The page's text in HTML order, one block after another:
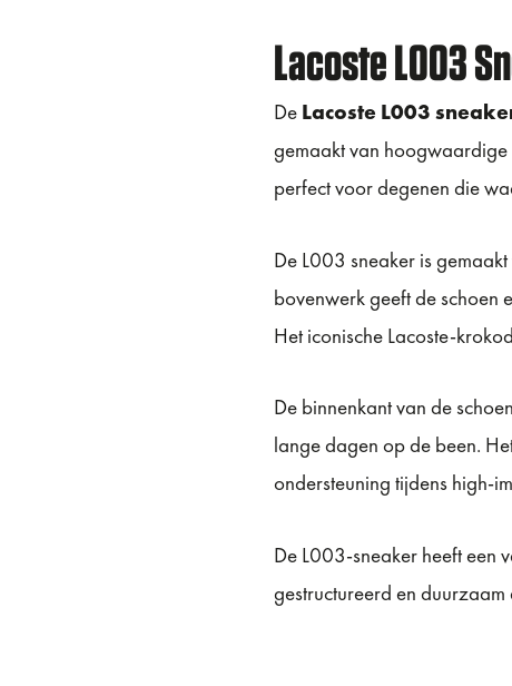
Lacoste L003
De Lacoste L003
gemaakt van hoogwaardige
perfect voor degenen die
De L003 sneaker is
bovenwerk geeft de schoen
Het iconische Lacoste-
De binnenkant van de
lange dagen op de been.
ondersteuning tijdens high-
De L003-sneaker heeft een
gestructureerd en